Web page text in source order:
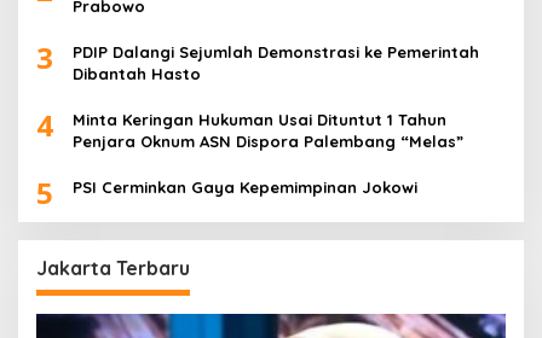
Prabowo
3
PDIP Dalangi Sejumlah Demonstrasi ke Pemerintah
Dibantah Hasto
4
Minta Keringan Hukuman Usai Dituntut 1 Tahun
Penjara Oknum ASN Dispora Palembang “Melas”
5 PSI Cerminkan Gaya Kepemimpinan Jokowi
Jakarta Terbaru